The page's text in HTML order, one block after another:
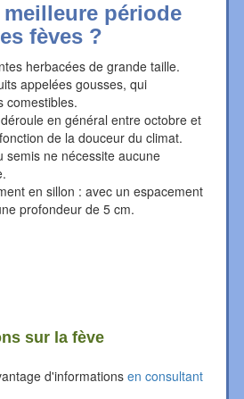
période
fèves ?
herbacées de grande taille.
appelées gousses, qui
comestibles.
en général entre octobre et
de la douceur du climat.
semis ne nécessite aucune
en sillon : avec un espacement
profondeur de 5 cm.
sur la fève
d'informations en consultant